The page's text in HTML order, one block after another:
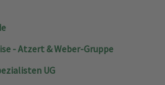
- Atzert & Weber-Gruppe
UG